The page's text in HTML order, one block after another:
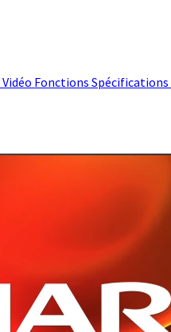
Vidéo Fonctions Spécifications